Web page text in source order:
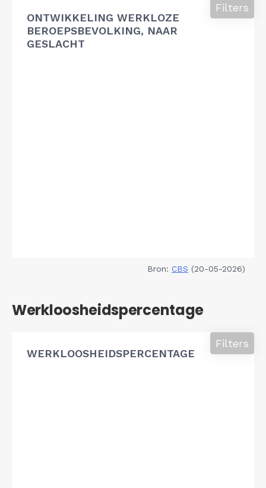
ONTWIKKELING WERKLOZE
BEROEPSBEVOLKING, NAAR
GESLACHT
Filters
Bron: CBS (20-05-2026)
Werkloosheidspercentage
WERKLOOSHEIDSPERCENTAGE
Filters